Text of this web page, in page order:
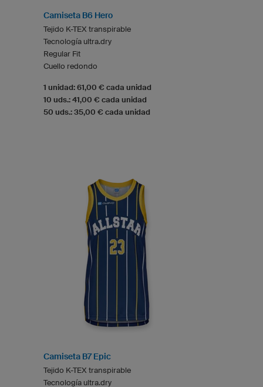
Camiseta B6 Hero
Tejido K-TEX transpirable
Tecnología ultra.dry
Regular Fit
Cuello redondo
1 unidad: 61,00 € cada unidad
10 uds.: 41,00 € cada unidad
50 uds.: 35,00 € cada unidad
Camiseta B7 Epic
Tejido K-TEX transpirable
Tecnología ultra.dry